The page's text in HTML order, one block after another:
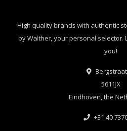
High quality brands with authentic
by Walther, your personal selector.
you!
5611JX
Eindhoven, the
+31 40